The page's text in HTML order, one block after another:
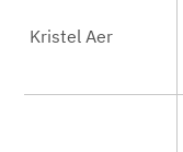
Kristel Aer